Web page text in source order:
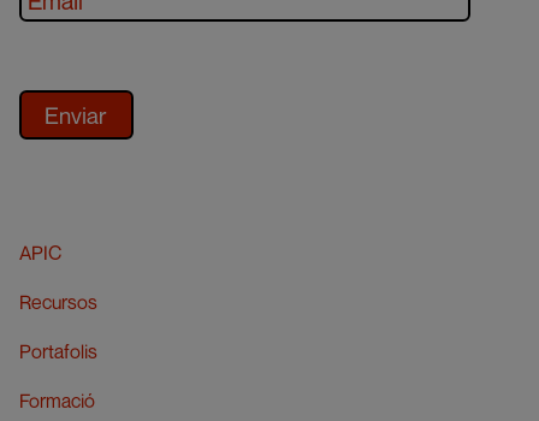
APIC
Recursos
Portafolis
Formació